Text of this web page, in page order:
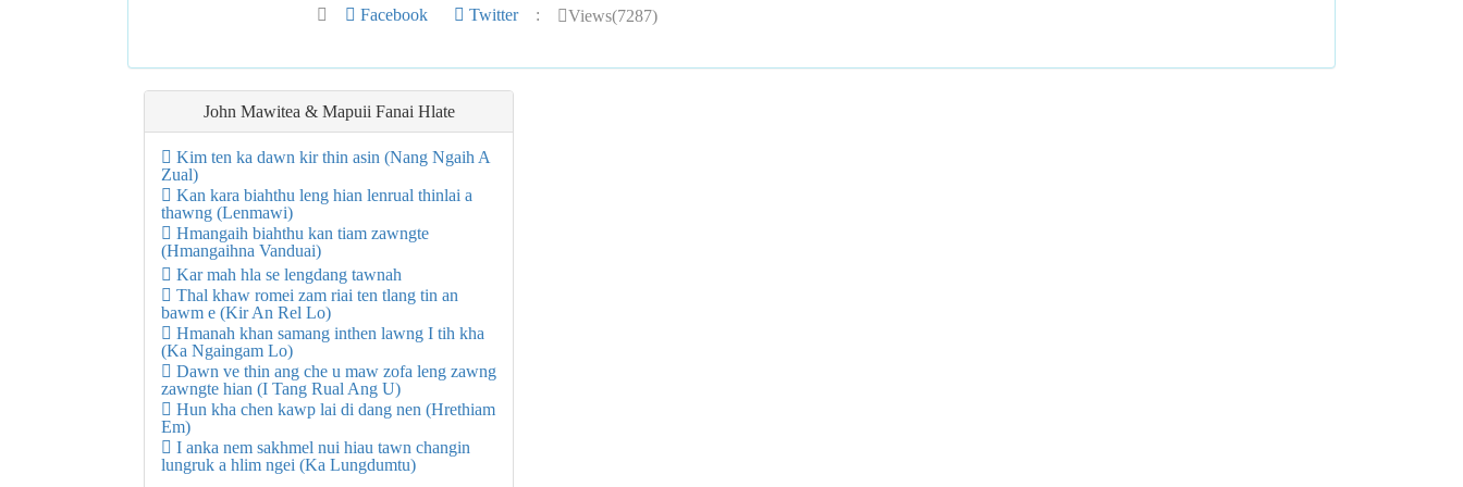
Facebook Twitter : Views(7287)
John Mawitea & Mapuii Fanai Hlate
Kim ten ka dawn kir thin asin (Nang Ngaih A
Zual)
Kan kara biahthu leng hian lenrual thinlai a
thawng (Lenmawi)
Hmangaih biahthu kan tiam zawngte
(Hmangaihna Vanduai)
Kar mah hla se lengdang tawnah
Thal khaw romei zam riai ten tlang tin an
bawm e (Kir An Rel Lo)
Hmanah khan samang inthen lawng I tih kha
(Ka Ngaingam Lo)
Dawn ve thin ang che u maw zofa leng zawng
zawngte hian (I Tang Rual Ang U)
Hun kha chen kawp lai di dang nen (Hrethiam
Em)
I anka nem sakhmel nui hiau tawn changin
lungruk a hlim ngei (Ka Lungdumtu)